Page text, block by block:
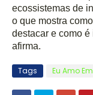
ecossistemas de
o que mostra
destacar e como é
afirma.
Tags Eu Amo